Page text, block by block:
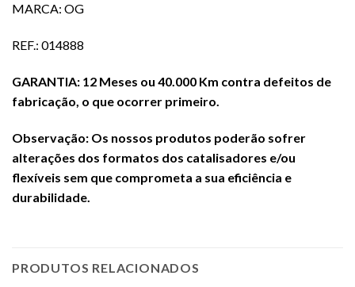
MARCA: OG
REF.: 014888
GARANTIA: 12 Meses ou 40.000 Km contra defeitos de
fabricação, o que ocorrer primeiro.
Observação: Os nossos produtos poderão sofrer
alterações dos formatos dos catalisadores e/ou
flexíveis sem que comprometa a sua eficiência e
durabilidade.
PRODUTOS RELACIONADOS